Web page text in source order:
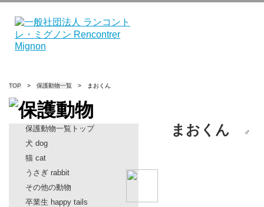
TOP > 保護動物一覧 > まおくん
保護動物一覧トップ
犬 dog
猫 cat
うさぎ rabbit
その他の動物
卒業生 happy tails
まおくん